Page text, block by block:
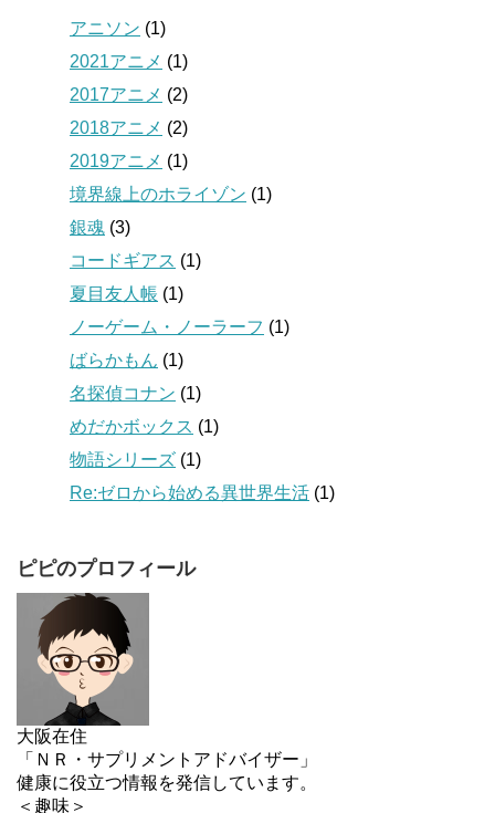
アニソン (1)
2021アニメ (1)
2017アニメ (2)
2018アニメ (2)
2019アニメ (1)
境界線上のホライゾン (1)
銀魂 (3)
コードギアス (1)
夏目友人帳 (1)
ノーゲーム・ノーラーフ (1)
ばらかもん (1)
名探偵コナン (1)
めだかボックス (1)
物語シリーズ (1)
Re:ゼロから始める異世界生活 (1)
ピピのプロフィール
大阪在住
「ＮＲ・サプリメントアドバイザー」
健康に役立つ情報を発信しています。
＜趣味＞